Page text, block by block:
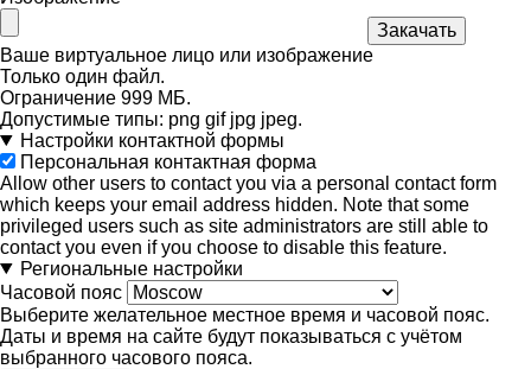
Ваше виртуальное лицо или изображение
Только один файл.
Ограничение 999 МБ.
Допустимые типы: png gif jpg jpeg.
Настройки контактной формы
Персональная контактная форма
Allow other users to contact you via a personal contact form
which keeps your email address hidden. Note that some
privileged users such as site administrators are still able to
contact you even if you choose to disable this feature.
Региональные настройки
Часовой пояс
Выберите желательное местное время и часовой пояс.
Даты и время на сайте будут показываться с учётом
выбранного часового пояса.